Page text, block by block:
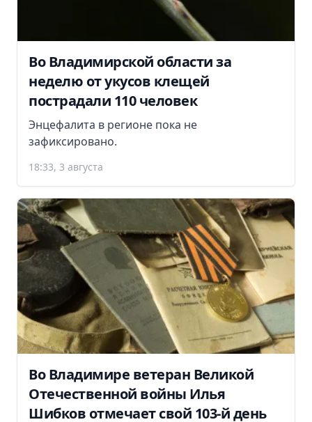
Во Владимирской области за
неделю от укусов клещей
пострадали 110 человек
Энцефалита в регионе пока не
зафиксировано.
18:33, 3 августа
Во Владимире ветеран Великой
Отечественной войны Илья
Шибков отмечает свой 103-й день